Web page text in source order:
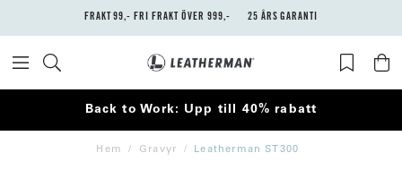
FRAKT 99,- FRI FRAKT ÖVER 999,- 25 ÅRS GARANTI
Back to Work: Upp till 40% rabatt
Hem Gravyr Leatherman ST300